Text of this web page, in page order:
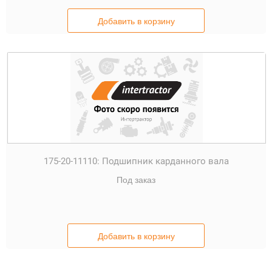
Добавить в корзину
175-20-11110: Подшипник карданного вала
Под заказ
Добавить в корзину